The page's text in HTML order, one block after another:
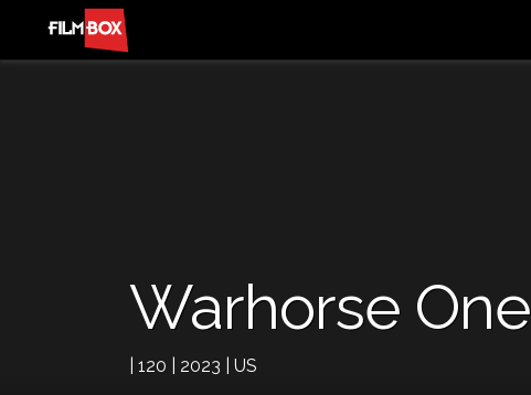
Warhorse One
| 120 | 2023 | US